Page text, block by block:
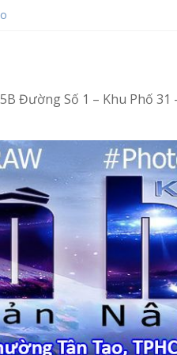
– Vi tính văn phòng cấp tốc
– Tin học văn phòng cấp tốc
Đường Số 1 – Khu Phố